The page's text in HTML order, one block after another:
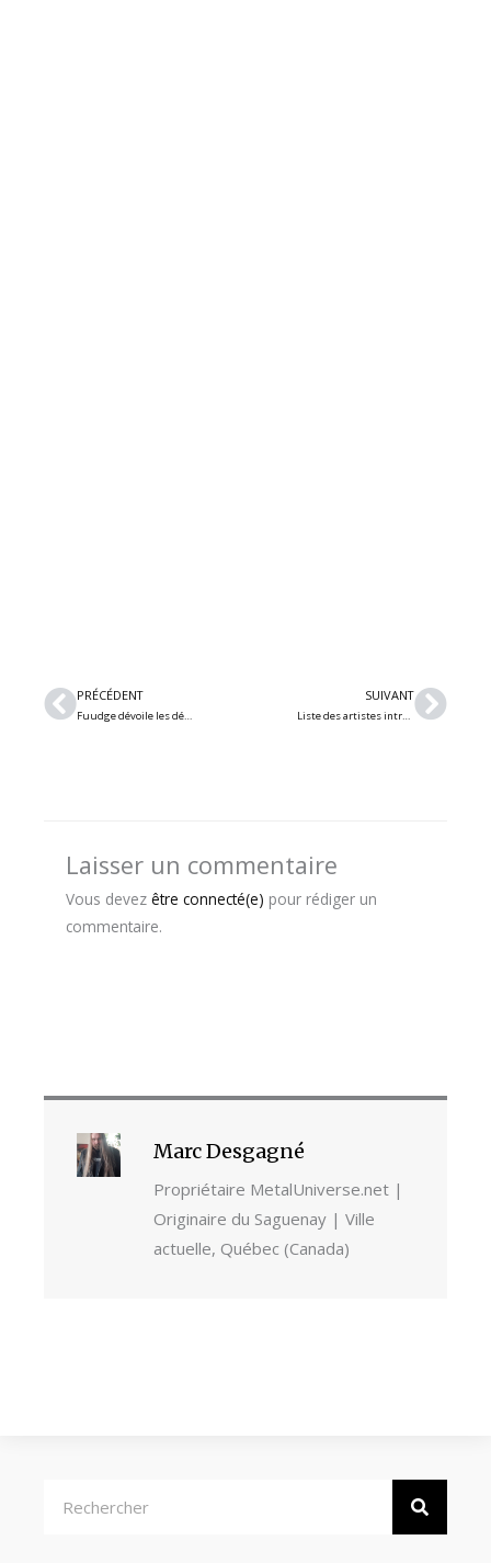
Précédent
PRÉCÉDENT
Fuudge dévoile les détails de « Les horribles », son quatrième album studio
SUIVANT
Liste des artistes intronisés au Panthéon des auteurs et compositeurs canadiens le 26 septembre à Montréal
Laisser un commentaire
Vous devez être connecté(e) pour rédiger un
commentaire.
Marc Desgagné
Propriétaire MetalUniverse.net |
Originaire du Saguenay | Ville
actuelle, Québec (Canada)